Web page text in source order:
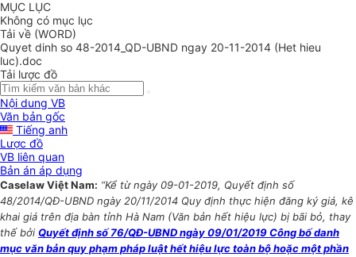
MỤC LỤC
Không có mục lục
Tải về (WORD)
Quyet dinh so 48-2014_QD-UBND ngay 20-11-2014 (Het hieu
luc).doc
Tải lược đồ
Nội dung VB
Văn bản gốc
Tiếng anh
Lược đồ
VB liên quan
Bản án áp dụng
Caselaw Việt Nam: “Kể từ ngày 09-01-2019, Quyết định số
48/2014/QĐ-UBND ngày 20/11/2014 Quy định thực hiện đăng ký giá, kê
khai giá trên địa bàn tỉnh Hà Nam (Văn bản hết hiệu lực) bị bãi bỏ, thay
thế bởi Quyết định số 76/QĐ-UBND ngày 09/01/2019 Công bố danh
mục văn bản quy phạm pháp luật hết hiệu lực toàn bộ hoặc một phần